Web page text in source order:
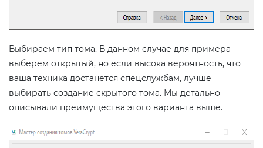
Выбираем тип тома. В данном случае для примера
выберем открытый, но если высока вероятность, что
ваша техника достанется спецслужбам, лучше
выбирать создание скрытого тома. Мы детально
описывали преимущества этого варианта выше.